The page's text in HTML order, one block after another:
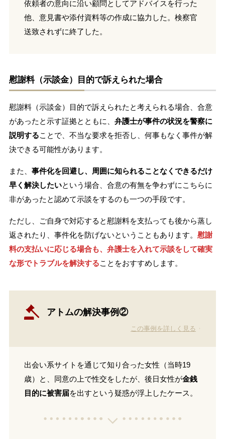
依頼者の意向に沿い顧問としてアドバイスを行った
他、意見書や添付資料等の作成に協力した。検察官
送致されずに終了した。
慰謝料（示談金）目的で訴えられた場合
慰謝料（示談金）目的で訴えられたと考えられる場合、合意
があったと示す証拠とともに、 弁護士が事件の状況を警察に
説明することで、不当な要求を拒否し、何事もなく事件が解
決できる可能性があります。
また、 事件化を回避し、周囲に知られることなくできるだけ
早く解決したいという場合、合意の有無を争わずにこちらに
非があったと認めて示談をするのも一つの手段です。
ただし、ご自身で対応すると慰謝料を支払っても後から蒸し
返されたり、事件化を防げないということもあります。 慰謝
料の支払いに応じる場合も、弁護士を入れて示談をして確実
な形でトラブルを解決することをおすすめします。
アトムの解決事例②
この事例を詳しく見る
出会い系サイトを通じて知り合った女性（当時19
歳）と、同意の上で性交をしたが、後日女性が金銭
目的に被害届を出すという疑惑が浮上したケース。